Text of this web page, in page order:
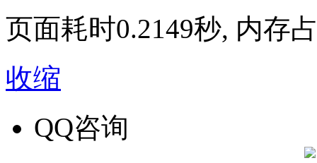
页面耗时0.2149秒, 内存
收缩
QQ咨询